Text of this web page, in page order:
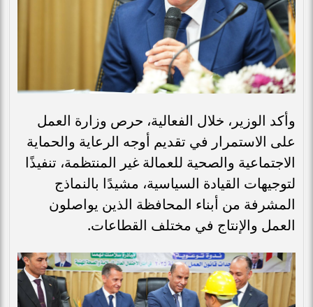
وأكد الوزير، خلال الفعالية، حرص وزارة العمل
على الاستمرار في تقديم أوجه الرعاية والحماية
الاجتماعية والصحية للعمالة غير المنتظمة، تنفيذًا
لتوجيهات القيادة السياسية، مشيدًا بالنماذج
المشرفة من أبناء المحافظة الذين يواصلون
العمل والإنتاج في مختلف القطاعات.